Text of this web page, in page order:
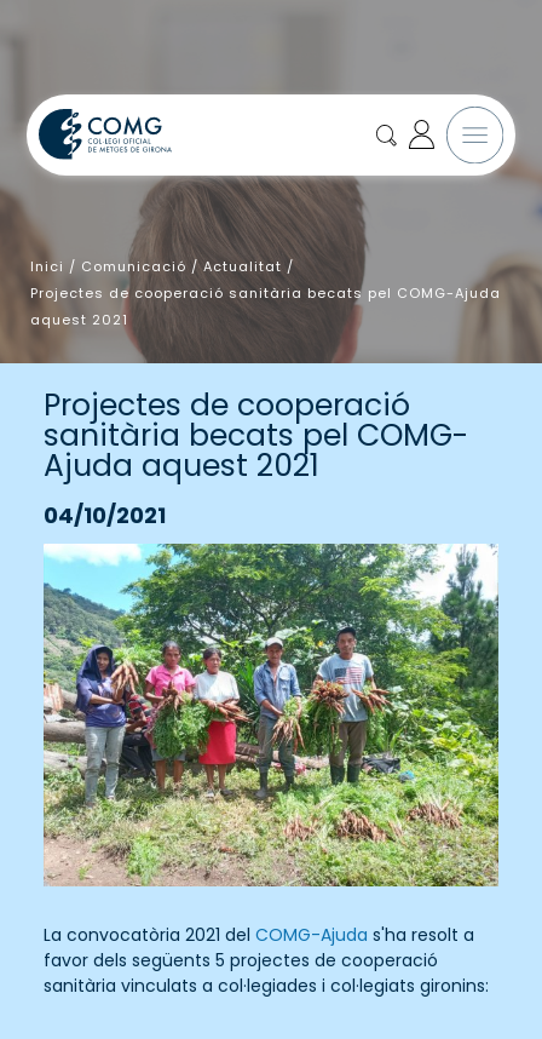
Inici / Comunicació / Actualitat /
Projectes de cooperació sanitària becats pel COMG-Ajuda
aquest 2021
Projectes de cooperació
sanitària becats pel COMG-
Ajuda aquest 2021
04/10/2021
La convocatòria 2021 del COMG-Ajuda s'ha resolt a
favor dels següents 5 projectes de cooperació
sanitària vinculats a col·legiades i col·legiats gironins: